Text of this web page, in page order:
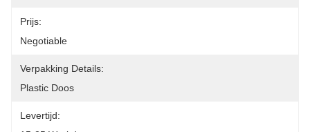
Prijs:
Negotiable
Verpakking Details:
Plastic Doos
Levertijd: